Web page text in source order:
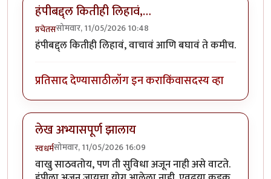
हंपीबद्द्ल कितीही लिहावं,…
प्रचेतससोमवार, 11/05/2026 10:48
हंपीबद्द्ल कितीही लिहावं, वाचावं आणि बघावं ते कमीच.
प्रतिसाद देण्यासाठीलॉग इन कराकिंवासदस्य व्हा
लेख अभ्यासपूर्ण झालाय
स्वधर्मसोमवार, 11/05/2026 16:09
वाखु साठवतोय, पण ती सुविधा अजून नाही असे वाटते.